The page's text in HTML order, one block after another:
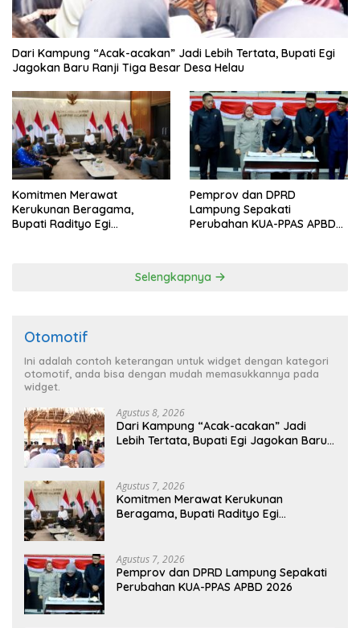
Dari Kampung “Acak-acakan” Jadi Lebih Tertata, Bupati Egi
Jagokan Baru Ranji Tiga Besar Desa Helau
Komitmen Merawat
Kerukunan Beragama,
Bupati Radityo Egi
Pemprov dan DPRD
Lampung Sepakati
Perubahan KUA-PPAS APBD
Selengkapnya
Otomotif
Ini adalah contoh keterangan untuk widget dengan kategori
otomotif, anda bisa dengan mudah memasukkannya pada
widget.
Agustus 8, 2026
Dari Kampung “Acak-acakan” Jadi
Lebih Tertata, Bupati Egi Jagokan Baru
Agustus 7, 2026
Komitmen Merawat Kerukunan
Beragama, Bupati Radityo Egi
Agustus 7, 2026
Pemprov dan DPRD Lampung Sepakati
Perubahan KUA-PPAS APBD 2026